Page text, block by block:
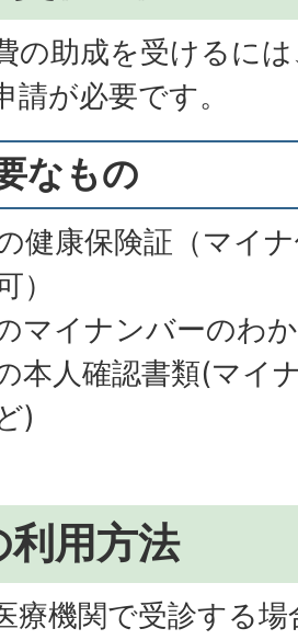
の助成を受けるに
請が必要です。
なもの
健康保険証（マイ
）
マイナンバーのわ
本人確認書類(マイ
)
利用方法
療機関で受診する